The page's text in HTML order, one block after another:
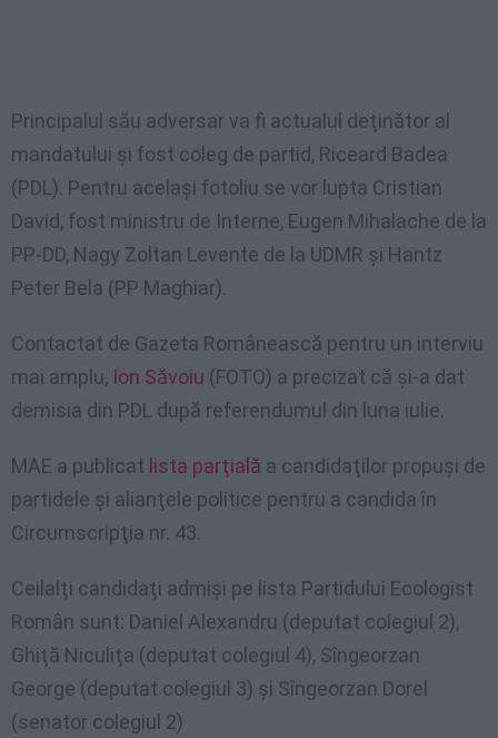
Principalul său adversar va fi actualul deţinător al
mandatului şi fost coleg de partid, Riceard Badea
(PDL). Pentru acelaşi fotoliu se vor lupta Cristian
David, fost ministru de Interne, Eugen Mihalache de la
PP-DD, Nagy Zoltan Levente de la UDMR şi Hantz
Peter Bela (PP Maghiar).
Contactat de Gazeta Românească pentru un interviu
mai amplu, Ion Săvoiu (FOTO) a precizat că şi-a dat
demisia din PDL după referendumul din luna iulie.
MAE a publicat lista parţială a candidaţilor propuşi de
partidele şi alianţele politice pentru a candida în
Circumscripţia nr. 43.
Ceilalţi candidaţi admişi pe lista Partidului Ecologist
Român sunt: Daniel Alexandru (deputat colegiul 2),
Ghiţă Niculiţa (deputat colegiul 4), Sîngeorzan
George (deputat colegiul 3) şi Sîngeorzan Dorel
(senator colegiul 2)